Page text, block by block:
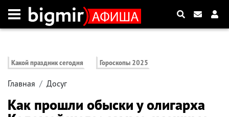
Какой праздник сегодня Гороскопы 2025
Главная Досуг
Как прошли обыски у олигарха